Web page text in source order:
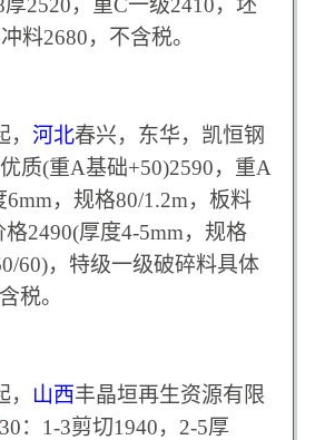
2520，重C一级2410，坯
料2680，不含税。
， 河北春兴，东华，凯恒钢
质(重A基础+50)2590，重A
6mm，规格80/1.2m，板料
2490(厚度4-5mm，规格
60)，特级一级破碎料具体
税。
， 山西丰晶垣再生资源有限
30：1-3剪切1940，2-5厚